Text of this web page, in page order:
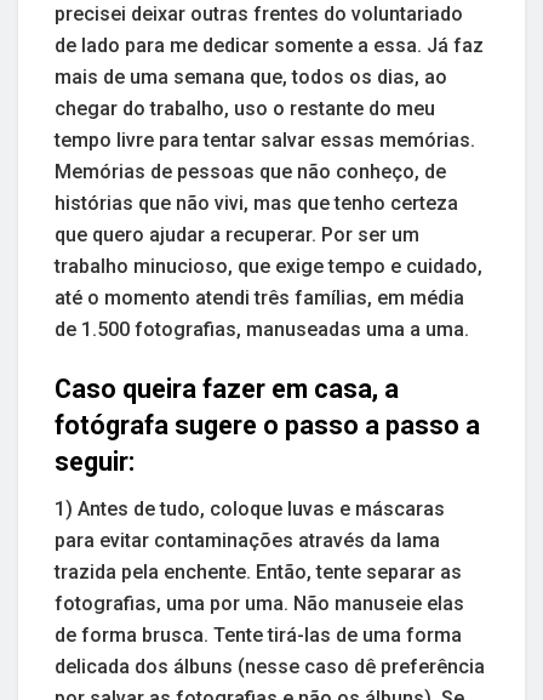
precisei deixar outras frentes do voluntariado
de lado para me dedicar somente a essa. Já faz
mais de uma semana que, todos os dias, ao
chegar do trabalho, uso o restante do meu
tempo livre para tentar salvar essas memórias.
Memórias de pessoas que não conheço, de
histórias que não vivi, mas que tenho certeza
que quero ajudar a recuperar. Por ser um
trabalho minucioso, que exige tempo e cuidado,
até o momento atendi três famílias, em média
de 1.500 fotografias, manuseadas uma a uma.
Caso queira fazer em casa, a
fotógrafa sugere o passo a passo a
seguir:
1) Antes de tudo, coloque luvas e máscaras
para evitar contaminações através da lama
trazida pela enchente. Então, tente separar as
fotografias, uma por uma. Não manuseie elas
de forma brusca. Tente tirá-las de uma forma
delicada dos álbuns (nesse caso dê preferência